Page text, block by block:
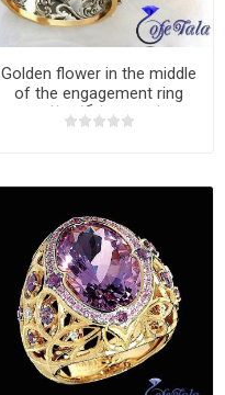
Golden flower in the middle
of the engagement ring
حلقه وسط گل طلایی